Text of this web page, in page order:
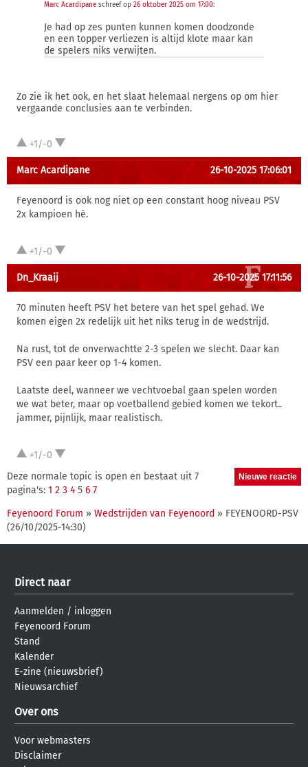
Marc Acardipane schreef op 26 oktober 2025 om 17:00:
Je had op zes punten kunnen komen doodzonde
en een topper verliezen is altijd klote maar kan
de spelers niks verwijten.
Zo zie ik het ook, en het slaat helemaal nergens op om hier
vergaande conclusies aan te verbinden.
+1/-0
Marc Acardipane 26-10-2025 17:06:01
Feyenoord is ook nog niet op een constant hoog niveau PSV
2x kampioen hé.
+1/-0
Dn_Kraaij 26-10-2025 17:11:56
70 minuten heeft PSV het betere van het spel gehad. We
komen eigen 2x redelijk uit het niks terug in de wedstrijd.
Na rust, tot de onverwachtte 2-3 spelen we slecht. Daar kan
PSV een paar keer op 1-4 komen.
Laatste deel, wanneer we vechtvoebal gaan spelen worden
we wat beter, maar op voetballend gebied komen we tekort..
jammer, pijnlijk, maar realistisch.
+1/-0
Deze normale topic is open en bestaat uit 7
pagina's: 1 2 3 4 5 6 7
Feyenoord Forum » Wedstrijden van Feyenoord » FEYENOORD-PSV
(26/10/2025-14:30)
Direct naar
Aanmelden / inloggen
Feyenoord Forum
Stand
Kalender
E-zine (nieuwsbrief)
Nieuwsarchief
Over ons
Voor webmasters
Disclaimer